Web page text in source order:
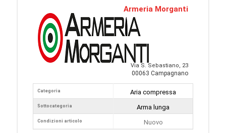
Armeria Morganti
Via S. Sebastiano, 23
00063 Campagnano
Categoria
Sottocategoria
Condizioni articolo
Aria compressa
Arma lunga
Nuovo